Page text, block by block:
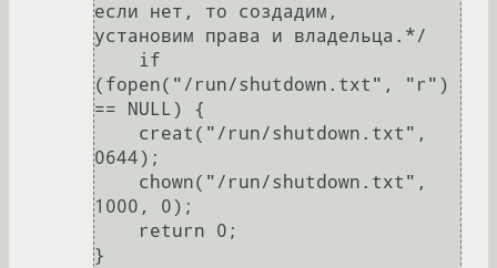
если нет, то создадим,
установим права и владельца.*/
(fopen("/run/shutdown.txt", "r")
== NULL) {
0644);
1000, 0);
}